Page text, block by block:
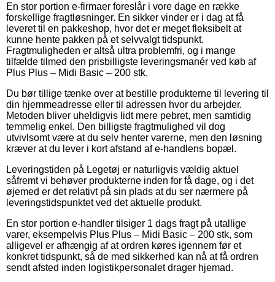
En stor portion e-firmaer foreslår i vore dage en række
forskellige fragtløsninger. En sikker vinder er i dag at få
leveret til en pakkeshop, hvor det er meget fleksibelt at
kunne hente pakken på et selvvalgt tidspunkt.
Fragtmuligheden er altså ultra problemfri, og i mange
tilfælde tilmed den prisbilligste leveringsmanér ved køb af
Plus Plus – Midi Basic – 200 stk.
Du bør tillige tænke over at bestille produkterne til levering til
din hjemmeadresse eller til adressen hvor du arbejder.
Metoden bliver uheldigvis lidt mere pebret, men samtidig
temmelig enkel. Den billigste fragtmulighed vil dog
utvivlsomt være at du selv henter varerne, men den løsning
kræver at du lever i kort afstand af e-handlens bopæl.
Leveringstiden på Legetøj er naturligvis vældig aktuel
såfremt vi behøver produkterne inden for få dage, og i det
øjemed er det relativt på sin plads at du ser nærmere på
leveringstidspunktet ved det aktuelle produkt.
En stor portion e-handler tilsiger 1 dags fragt på utallige
varer, eksempelvis Plus Plus – Midi Basic – 200 stk, som
alligevel er afhængig af at ordren køres igennem før et
konkret tidspunkt, så de med sikkerhed kan nå at få ordren
sendt afsted inden logistikpersonalet drager hjemad.